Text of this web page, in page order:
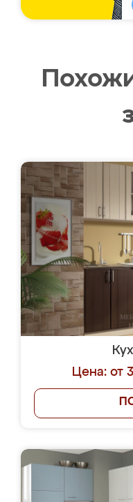
Цена: от